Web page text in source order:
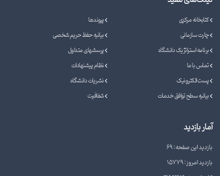
کتابخانه مرکزی
پیوندها
چارت سازمانی
بیانیه حفظ حریم شخصی
برنامه استراتژیک دانشگاه
پرسشهای متداول
تماس با ما
نظام پیشنهادات
پست الکترونیک
نشریات دانشگاه
بیانیه سطح توافق خدمات
شفافیت
آمار بازدید
بازدید این صفحه: 69
بازدید امروز: 15779